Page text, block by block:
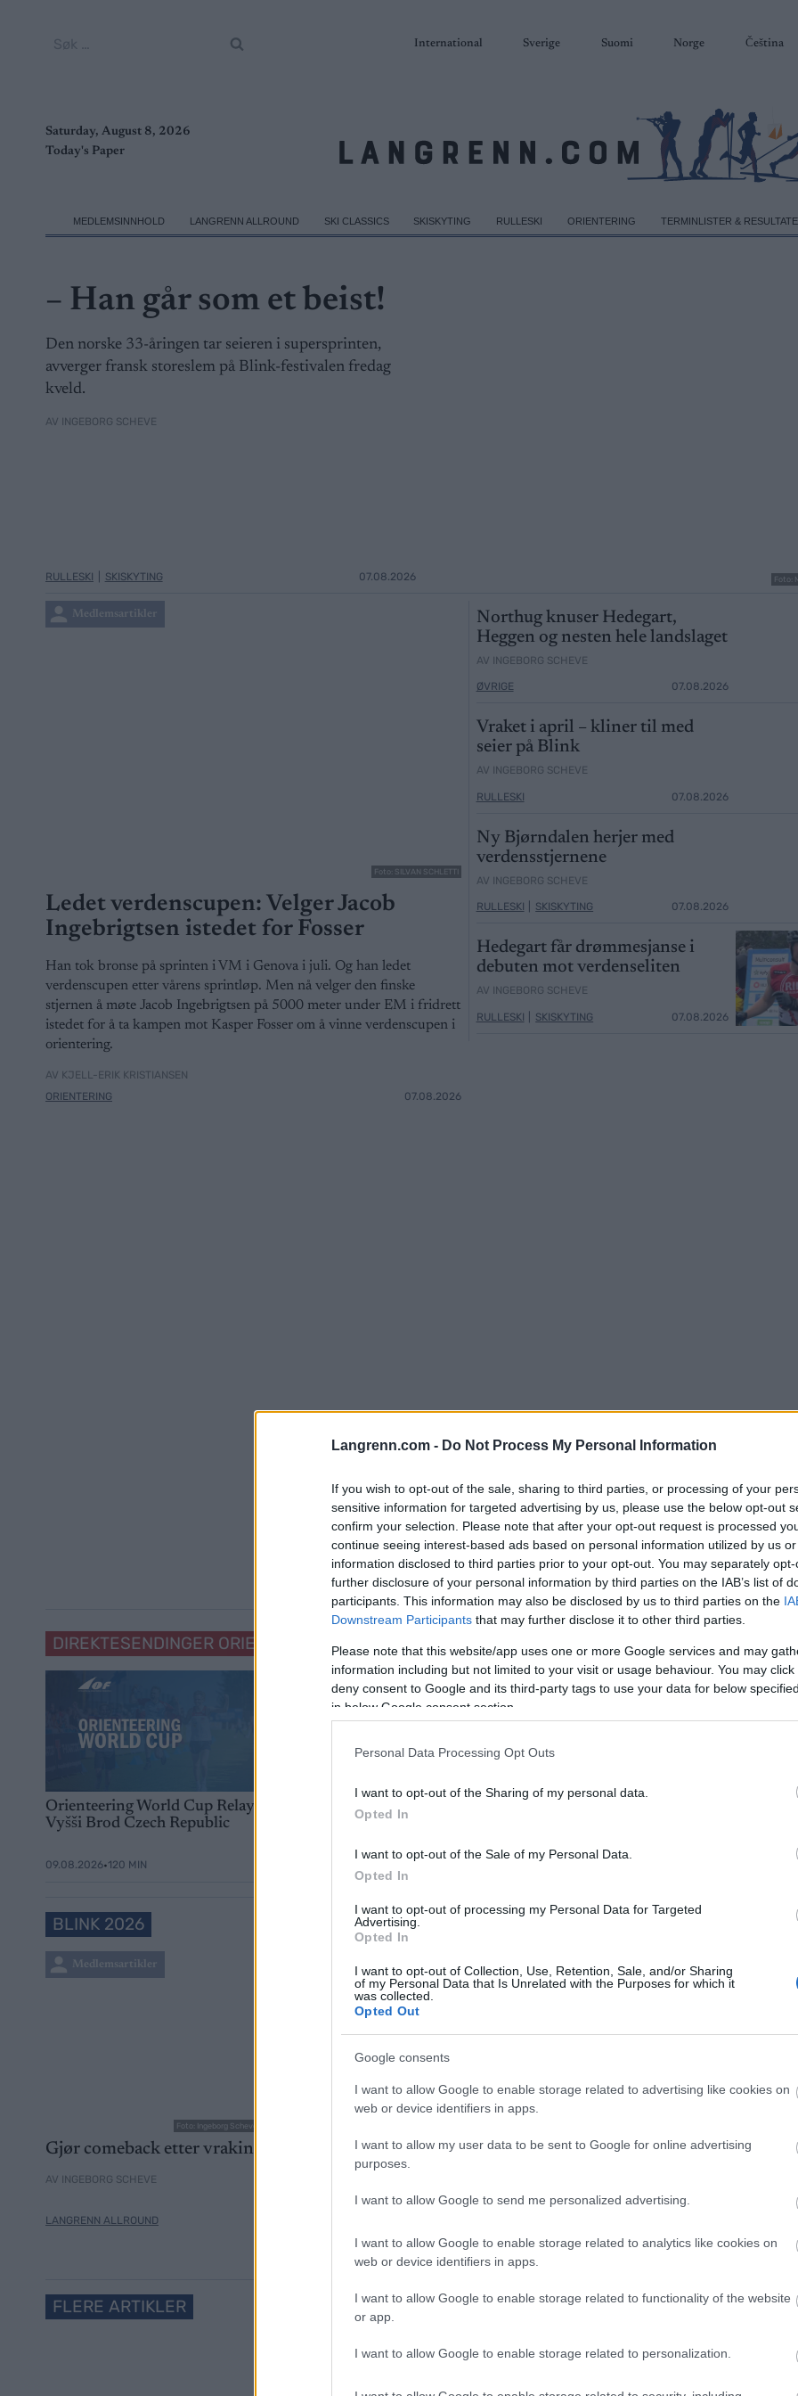
Langrenn.com - Do Not Process My Personal Information
If you wish to opt-out of the sale, sharing to third parties, or processing of your
sensitive information for targeted advertising by us, please use the below opt-out
confirm your selection. Please note that after your opt-out request is processed
continue seeing interest-based ads based on personal information utilized by us
information disclosed to third parties prior to your opt-out. You may separately
further disclosure of your personal information by third parties on the IAB’s list of
participants. This information may also be disclosed by us to third parties on the
Downstream Participants that may further disclose it to other third parties.
Please note that this website/app uses one or more Google services and may
information including but not limited to your visit or usage behaviour. You may
deny consent to Google and its third-party tags to use your data for below
in below Google consent section.
Personal Data Processing Opt Outs
I want to opt-out of the Sharing of my personal data.
Opted In
I want to opt-out of the Sale of my Personal Data.
Opted In
I want to opt-out of processing my Personal Data for Targeted
Advertising.
Opted In
I want to opt-out of Collection, Use, Retention, Sale, and/or Sharing
of my Personal Data that Is Unrelated with the Purposes for which it
was collected.
Opted Out
Google consents
I want to allow Google to enable storage related to advertising like cookies on
web or device identifiers in apps.
I want to allow my user data to be sent to Google for online advertising
purposes.
I want to allow Google to send me personalized advertising.
I want to allow Google to enable storage related to analytics like cookies on
web or device identifiers in apps.
I want to allow Google to enable storage related to functionality of the website
or app.
I want to allow Google to enable storage related to personalization.
International Sverige Suomi Norge Čeština
Saturday, August 8, 2026
Today's Paper
MEDLEMSINNHOLD LANGRENN ALLROUND SKI CLASSICS SKISKYTING RULLESKI ORIENTERING TERMINLISTER &
– Han går som et beist!
Den norske 33-åringen tar seieren i supersprinten,
avverger fransk storeslem på Blink-festivalen fredag
kveld.
AV INGEBORG SCHEVE
RULLESKI SKISKYTING 07.08.2026 Foto:
Medlemsartikler
Foto: SILVAN SCHLETTI
Ledet verdenscupen: Velger Jacob
Ingebrigtsen istedet for Fosser
Han tok bronse på sprinten i VM i Genova i juli. Og han ledet
verdenscupen etter vårens sprintløp. Men nå velger den finske
stjernen å møte Jacob Ingebrigtsen på 5000 meter under EM i fridrett
istedet for å ta kampen mot Kasper Fosser om å vinne verdenscupen i
orientering.
AV KJELL-ERIK KRISTIANSEN
ORIENTERING
07.08.2026
Northug knuser Hedegart,
Heggen og nesten hele landslaget
AV INGEBORG SCHEVE
ØVRIGE 07.08.2026
Vraket i april – kliner til med
seier på Blink
AV INGEBORG SCHEVE
RULLESKI 07.08.2026
Ny Bjørndalen herjer med
verdensstjernene
AV INGEBORG SCHEVE
RULLESKI SKISKYTING 07.08.2026
Hedegart får drømmesjanse i
debuten mot verdenseliten
AV INGEBORG SCHEVE
RULLESKI SKISKYTING 07.08.2026
DIREKTESENDINGER ORIENTERING
Orienteering World Cup Relay,
Vyšši Brod Czech Republic
09.08.2026•120 MIN
Orienteering World Cup
Middle, Vyšši Brod Czech
06.08.2026
World
Genova
120
BLINK 2026
Medlemsartikler
Foto: Ingeborg Scheve/ Langrenn.com
Gjør comeback etter vrakingen
AV INGEBORG SCHEVE
LANGRENN ALLROUND
Medlemsartikler
Slår knockout på Northug i
Lysebotn
AV INGEBORG SCHEVE
Hedegart knuser
AV INGEBORG SCHEVE
FLERE ARTIKLER
Startlister og starttider fredag